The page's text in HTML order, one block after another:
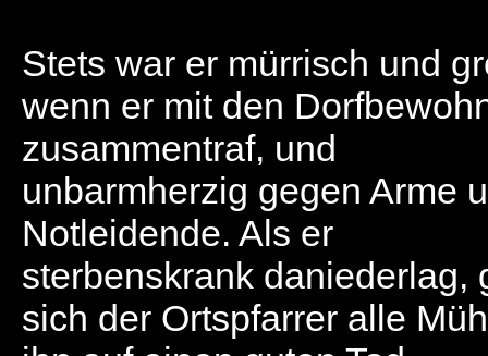
Stets war er mürrisch und
wenn er mit den
zusammentraf, und
unbarmherzig gegen Arme
Notleidende. Als er
sterbenskrank daniederlag,
sich der Ortspfarrer alle